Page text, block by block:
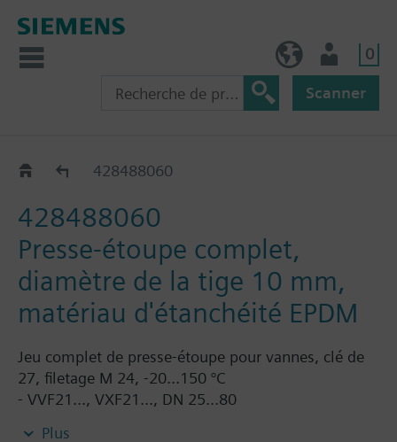
0
Scanner
Replacement sealing glands for VVF63..
428488060
428488060
Presse-étoupe complet,
diamètre de la tige 10 mm,
matériau d'étanchéité EPDM
Jeu complet de presse-étoupe pour vannes, clé de
27, filetage M 24, -20...150 °C
- VVF21..., VXF21..., DN 25...80
Plus